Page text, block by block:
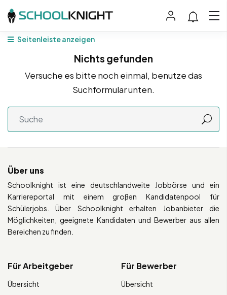
Seitenleiste anzeigen
Nichts gefunden
Versuche es bitte noch einmal, benutze das
Suchformular unten.
Über uns
Schoolknight ist eine deutschlandweite Jobbörse und ein
Karriereportal mit einem großen Kandidatenpool für
Schülerjobs. Über Schoolknight erhalten Jobanbieter die
Möglichkeiten, geeignete Kandidaten und Bewerber aus allen
Bereichen zu finden.
Für Arbeitgeber
Übersicht
Für Bewerber
Übersicht